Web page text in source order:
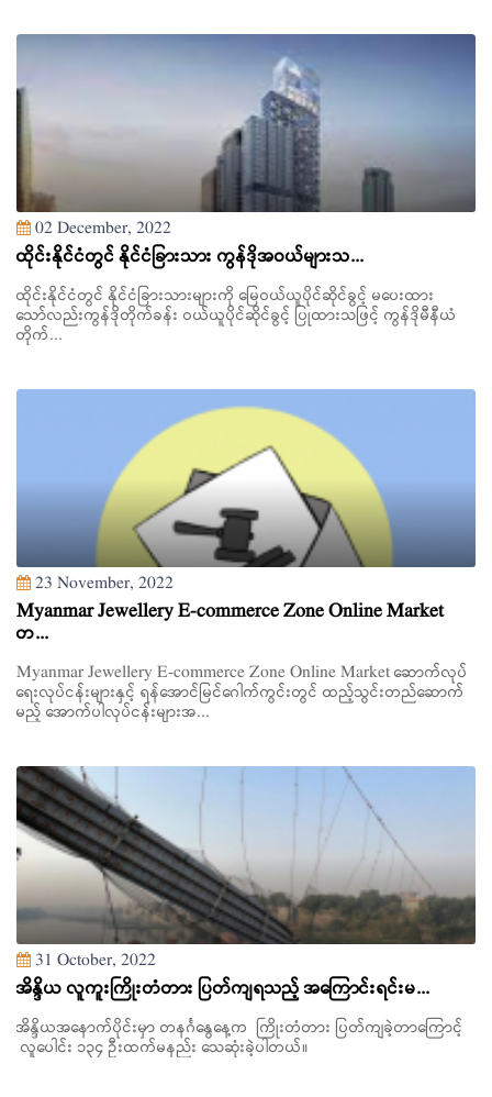
02 December, 2022
ထိုင်းနိုင်ငံတွင် နိုင်ငံခြားသား ကွန်ဒိုအဝယ်များသ...
ထိုင်းနိုင်ငံတွင် နိုင်ငံခြားသားများကို မြေဝယ်ယူပိုင်ဆိုင်ခွင့် မပေးထား
သော်လည်းကွန်ဒိုတိုက်ခန်း ဝယ်ယူပိုင်ဆိုင်ခွင့် ပြုထားသဖြင့် ကွန်ဒိုမီနီယံ
တိုက်...
23 November, 2022
Myanmar Jewellery E-commerce Zone Online Market
တ...
Myanmar Jewellery E-commerce Zone Online Market ဆောက်လုပ်
ရေးလုပ်ငန်းများနှင့် ရန်အောင်မြင်ဂေါက်ကွင်းတွင် ထည့်သွင်းတည်ဆောက်
မည့် အောက်ပါလုပ်ငန်းများအ...
31 October, 2022
အိန္ဒိယ လူကူးကြိုးတံတား ပြတ်ကျရသည့် အကြောင်းရင်းမ...
အိန္ဒိယအနောက်ပိုင်းမှာ တနင်္ဂနွေနေ့က ကြိုးတံတား ပြတ်ကျခဲ့တာကြောင့်
လူပေါင်း ၁၃၄ ဦးထက်မနည်း သေဆုံးခဲ့ပါတယ်။